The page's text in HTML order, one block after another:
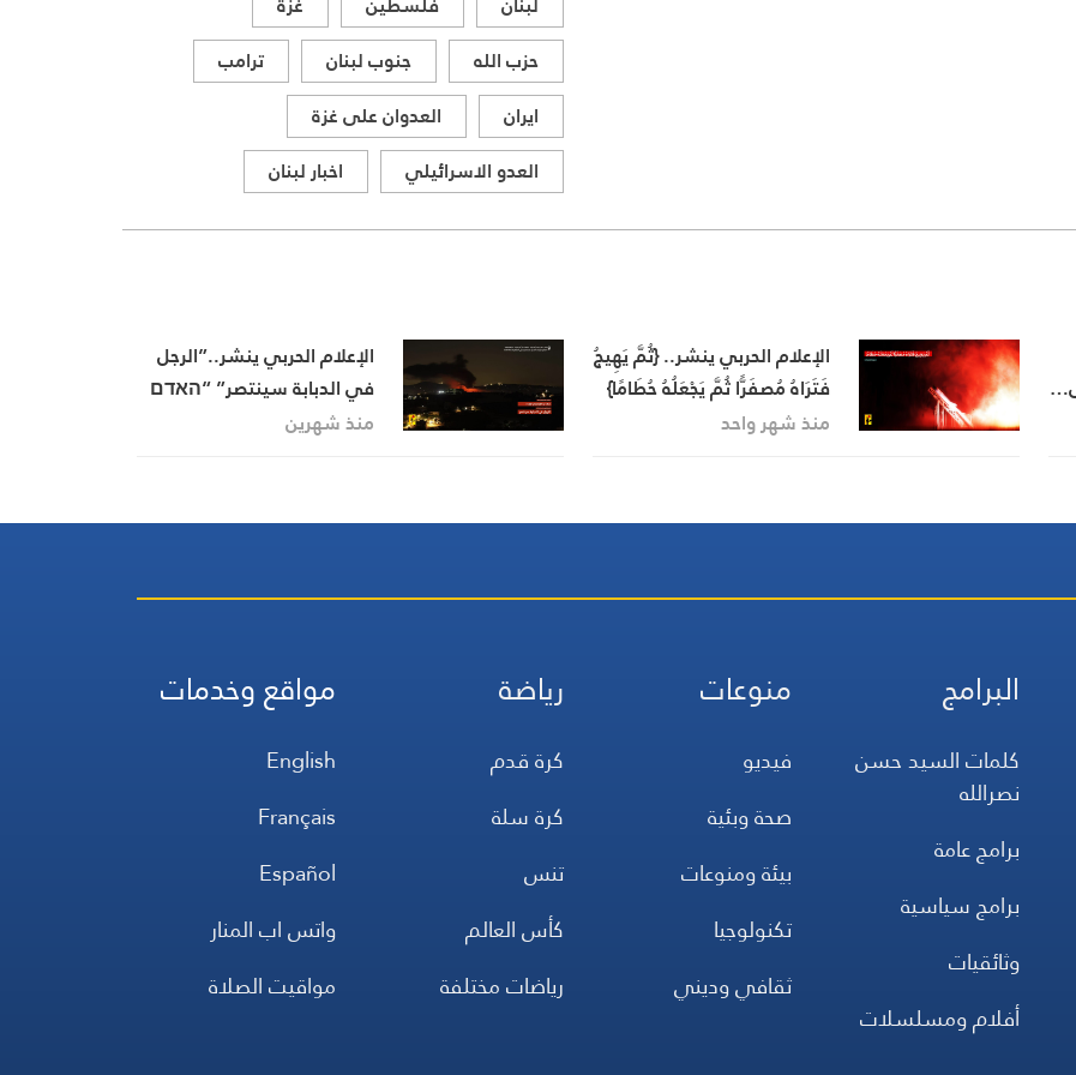
حزب الله
جنوب لبنان
ترامب
ايران
العدوان على غزة
العدو الاسرائيلي
اخبار لبنان
الإعلام الحربي ينشر.. {ثُمَّ يَهِيجُ
فَتَرَاهُ مُصفَرًّا ثُمَّ يَجْعَلُهُ حُطَامًا}
– [الزمر – 21]
منذ شهر واحد
الإعلام الحربي ينشر..”الرجل
في الدبابة سينتصر” “האדם
שבטנק ינצח”
منذ شهرين
البرامج
كلمات السيد حسن
نصرالله
برامج عامة
برامج سياسية
وثائقيات
أفلام ومسلسلات
منوعات
فيديو
صحة وبئية
بيئة ومنوعات
تكنولوجيا
ثقافي وديني
رياضة
كرة قدم
كرة سلة
تنس
كأس العالم
رياضات مختلفة
مواقع وخدمات
English
Français
Español
واتس اب المنار
مواقيت الصلاة